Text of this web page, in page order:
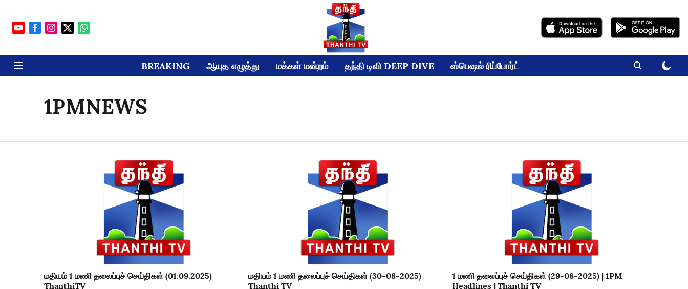
BREAKING ஆயுத எழுத்து மக்கள் மன்றம் தந்தி டிவி DEEP DIVE ஸ்பெஷல் ரிப்போர்ட்
1PMNEWS
மதியம் 1 மணி தலைப்புச் செய்திகள் (01.09.2025)
ThanthiTV
மதியம் 1 மணி தலைப்புச் செய்திகள் (30-08-2025)
Thanthi TV
1 மணி தலைப்புச் செய்திகள் (29-08-2025) | 1PM
Headlines | Thanthi TV